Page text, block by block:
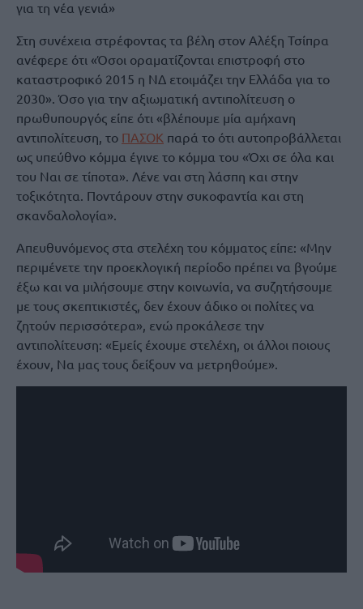
για τη νέα γενιά»
Στη συνέχεια στρέφοντας τα βέλη στον Αλέξη Τσίπρα
ανέφερε ότι «Όσοι οραματίζονται επιστροφή στο
καταστροφικό 2015 η ΝΔ ετοιμάζει την Ελλάδα για το
2030». Όσο για την αξιωματική αντιπολίτευση ο
πρωθυπουργός είπε ότι «βλέπουμε μία αμήχανη
αντιπολίτευση, το ΠΑΣΟΚ παρά το ότι αυτοπροβάλλεται
ως υπεύθνο κόμμα έγινε το κόμμα του «Όχι σε όλα και
του Ναι σε τίποτα». Λένε ναι στη λάσπη και στην
τοξικότητα. Ποντάρουν στην συκοφαντία και στη
σκανδαλολογία».
Απευθυνόμενος στα στελέχη του κόμματος είπε: «Μην
περιμένετε την προεκλογική περίοδο πρέπει να βγούμε
έξω και να μιλήσουμε στην κοινωνία, να συζητήσουμε
με τους σκεπτικιστές, δεν έχουν άδικο οι πολίτες να
ζητούν περισσότερα», ενώ προκάλεσε την
αντιπολίτευση: «Εμείς έχουμε στελέχη, οι άλλοι ποιους
έχουν, Να μας τους δείξουν να μετρηθούμε».